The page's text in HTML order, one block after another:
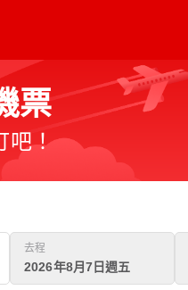
票
吧！
去程
2026年8月7日週五